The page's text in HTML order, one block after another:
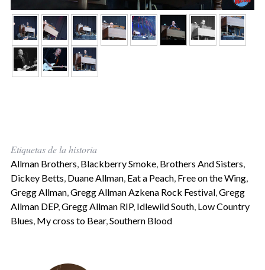
Etiquetas de la historia
Allman Brothers, Blackberry Smoke, Brothers And Sisters,
Dickey Betts, Duane Allman, Eat a Peach, Free on the Wing,
Gregg Allman,Gregg Allman Azkena Rock Festival,Gregg
Allman DEP,Gregg Allman RIP, Idlewild South, Low Country
Blues, My cross to Bear,Southern Blood